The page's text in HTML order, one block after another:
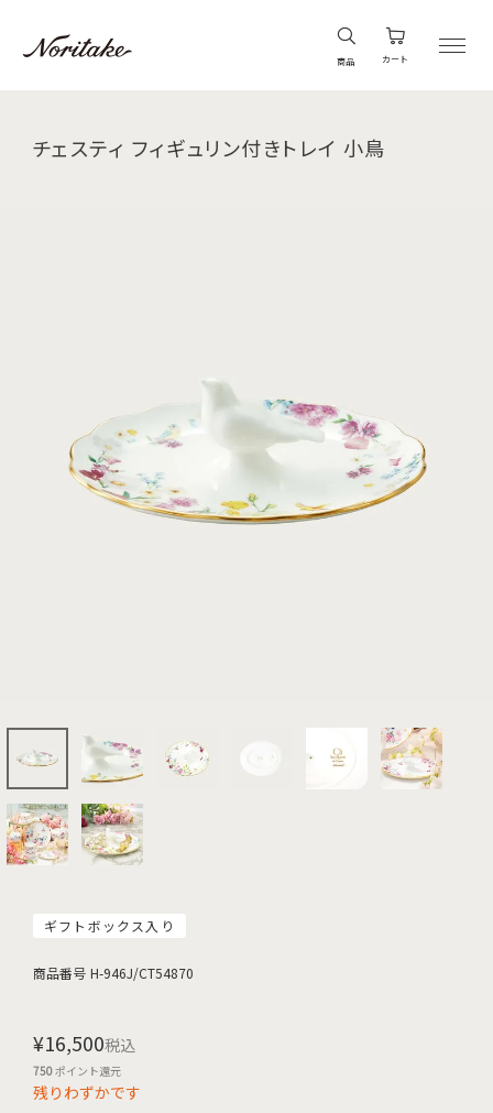
商品 カート
チェスティ フィギュリン付きトレイ 小鳥
ギフトボックス入り
商品番号 H-946J/CT54870
¥16,500税込
750ポイント還元
残りわずかです